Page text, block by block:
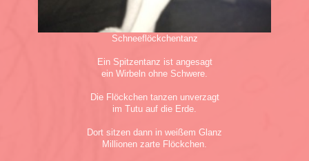
Schneeflöckchentanz
Ein Spitzentanz ist angesagt
ein Wirbeln ohne Schwere.
Die Flöckchen tanzen unverzagt
im Tutu auf die Erde.
Dort sitzen dann in weißem Glanz
Millionen zarte Flöckchen.